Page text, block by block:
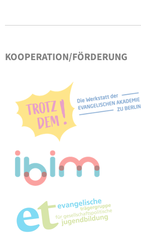
KOOPERATION/FÖRDERUNG